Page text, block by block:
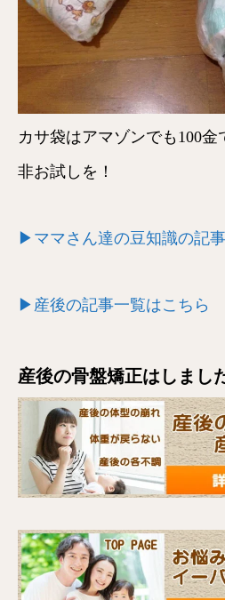
カサ袋はアマゾンでも100
非お試しを！
▶ママさん達の豆知識の記
▶産後の記事一覧はこちら
産後の骨盤矯正はしまし